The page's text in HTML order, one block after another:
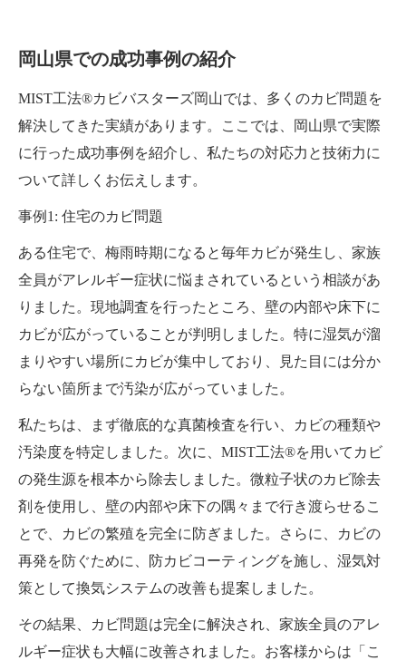
岡山県での成功事例の紹介
MIST工法®カビバスターズ岡山では、多くのカビ問題を
解決してきた実績があります。ここでは、岡山県で実際
に行った成功事例を紹介し、私たちの対応力と技術力に
ついて詳しくお伝えします。
事例1: 住宅のカビ問題
ある住宅で、梅雨時期になると毎年カビが発生し、家族
全員がアレルギー症状に悩まされているという相談があ
りました。現地調査を行ったところ、壁の内部や床下に
カビが広がっていることが判明しました。特に湿気が溜
まりやすい場所にカビが集中しており、見た目には分か
らない箇所まで汚染が広がっていました。
私たちは、まず徹底的な真菌検査を行い、カビの種類や
汚染度を特定しました。次に、MIST工法®を用いてカビ
の発生源を根本から除去しました。微粒子状のカビ除去
剤を使用し、壁の内部や床下の隅々まで行き渡らせるこ
とで、カビの繁殖を完全に防ぎました。さらに、カビの
再発を防ぐために、防カビコーティングを施し、湿気対
策として換気システムの改善も提案しました。
その結果、カビ問題は完全に解決され、家族全員のアレ
ルギー症状も大幅に改善されました。お客様からは「こ